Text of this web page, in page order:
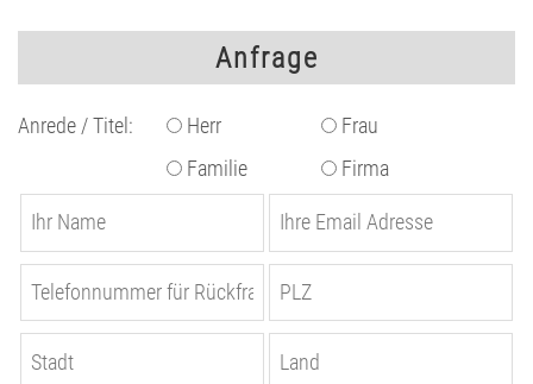
Anfrage
Anrede / Titel: Herr
Frau
Familie
Firma